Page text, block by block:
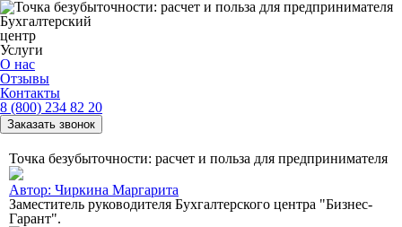
Бухгалтерский
центр
Услуги
О нас
Отзывы
Контакты
8 (800) 234 82 20
Заказать звонок
Точка безубыточности: расчет и польза для предпринимателя
Автор: Чиркина Маргарита
Заместитель руководителя Бухгалтерского центра "Бизнес-
Гарант".